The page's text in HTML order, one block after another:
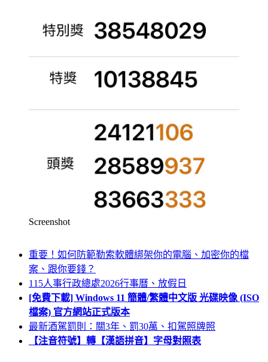
Screenshot
重要！如何防範勒索軟體綁架你的電腦、加密你的檔
案、跟你要錢？
115人事行政總處2026行事曆、放假日
[免費下載] Windows 11 簡體/繁體中文版 光碟映像 (ISO
檔案) 官方網站正式版本
最新酒駕罰則：關3年、罰30萬、扣駕照牌照
【注音符號】轉【漢語拼音】字母對照表